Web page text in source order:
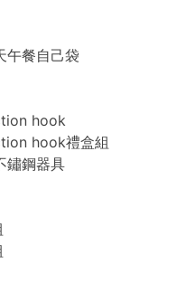
午餐自己袋
hook
hook禮盒組
鏽鋼器具